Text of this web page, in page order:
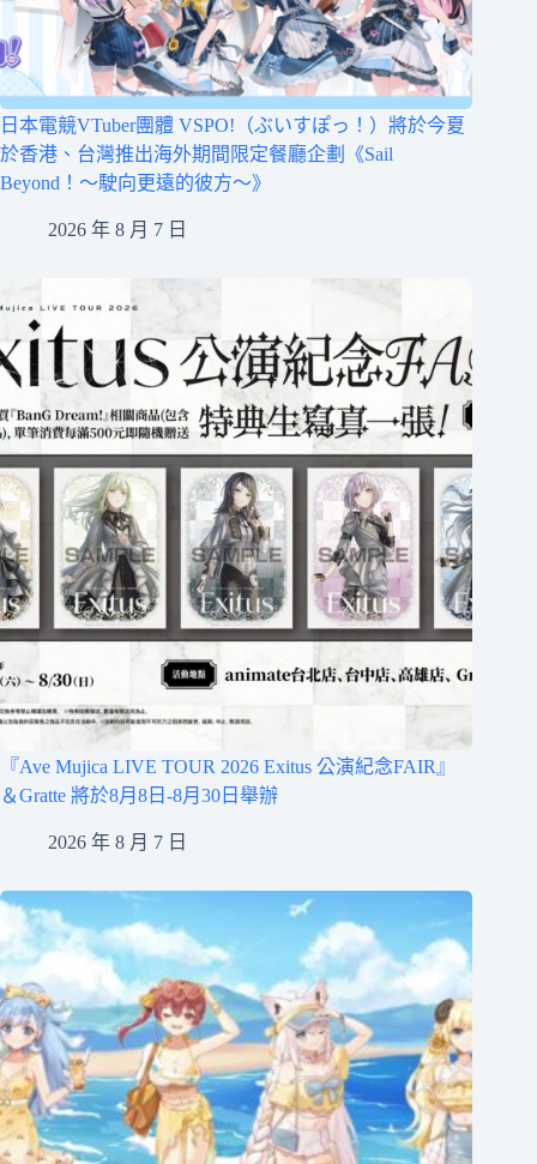
日本電競VTuber團體 VSPO!（ぶいすぽっ！）將於今夏
於香港、台灣推出海外期間限定餐廳企劃《Sail
Beyond！～駛向更遠的彼方～》
2026 年 8 月 7 日
『Ave Mujica LIVE TOUR 2026 Exitus 公演紀念FAIR』
＆Gratte 將於8月8日-8月30日舉辦
2026 年 8 月 7 日